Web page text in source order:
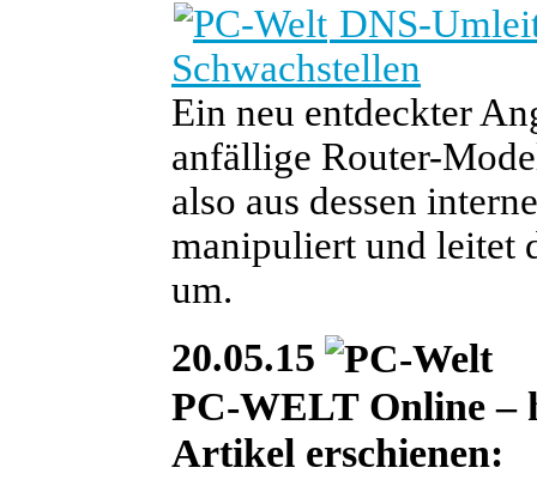
DNS-
Schwachstellen
Ein neu entdeckter
anfällige Router-
also aus dessen
manipuliert und leitet
um.
20.05.15
PC-WELT Online –
Artikel erschienen: